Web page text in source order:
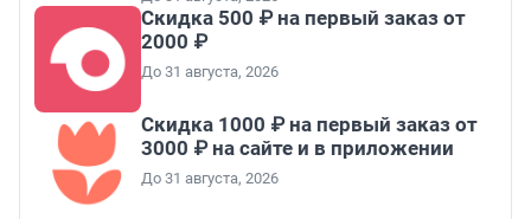
Скидка 500 ₽ на первый заказ от
2000 ₽
До 31 августа, 2026
Скидка 1000 ₽ на первый заказ от
3000 ₽ на сайте и в приложении
До 31 августа, 2026